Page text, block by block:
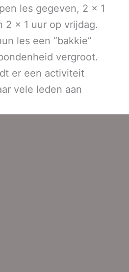
les gegeven, 2 x 1
2 x 1 uur op vrijdag.
les een “bakkie”
vergroot.
er een activiteit
vele leden aan